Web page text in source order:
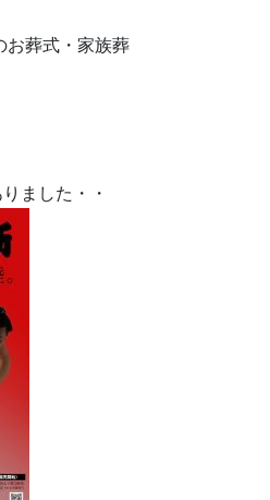
お葬式・家族葬
ました・・